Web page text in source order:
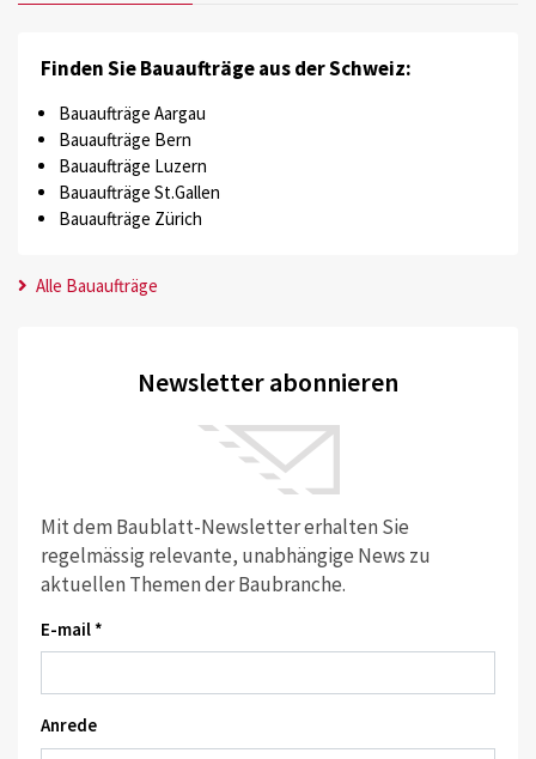
Finden Sie Bauaufträge aus der Schweiz:
Bauaufträge Aargau
Bauaufträge Bern
Bauaufträge Luzern
Bauaufträge St.Gallen
Bauaufträge Zürich
Alle Bauaufträge
Newsletter abonnieren
Mit dem Baublatt-Newsletter erhalten Sie
regelmässig relevante, unabhängige News zu
aktuellen Themen der Baubranche.
E-mail *
Anrede